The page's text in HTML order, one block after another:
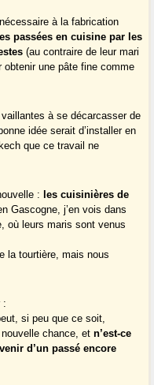
à la fabrication
passées en cuisine par les
(au contraire de leur mari
obtenir une pâte fine comme
à se décarcasser de
idée serait d’installer en
que ce travail ne
: les cuisinières de
Gascogne, j’en vois dans
où leurs maris sont venus
la tourtière, mais nous
:
si peu que ce soit,
nouvelle chance, etn’est-ce
d’un passé encore